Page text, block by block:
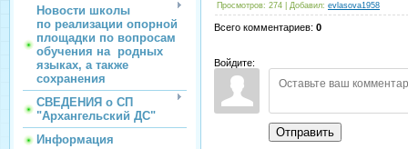
Новости школы
по реализации опорной
площадки по вопросам
обучения на родных
языках, а также
сохранения
СВЕДЕНИЯ о СП
"Архангельский ДС"
Информация
Просмотров: 274 Добавил: evlasova1958
Всего комментариев: 0
Войдите:
Отправить